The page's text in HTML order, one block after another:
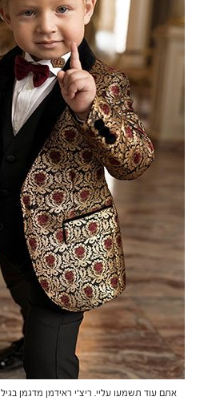
אתם עוד תשמעו עליי. ריצ'י ראידמן מדגמן בגיל 3